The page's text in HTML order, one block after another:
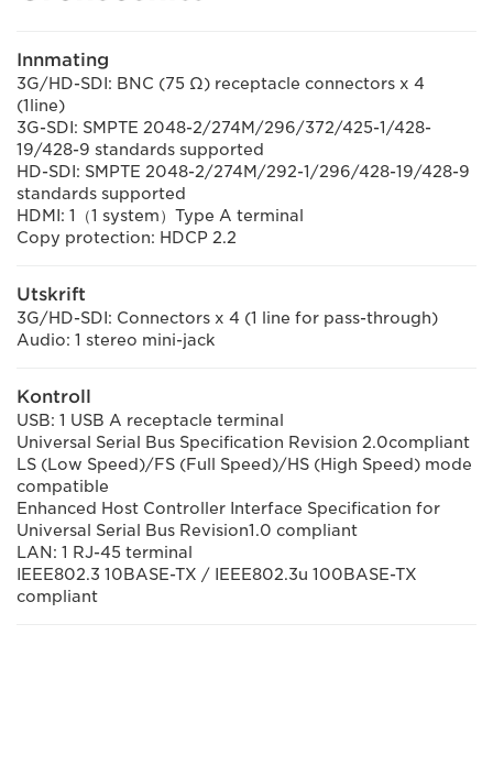
Innmating
3G/HD-SDI: BNC (75 Ω) receptacle connectors x 4
(1line)
3G-SDI: SMPTE 2048-2/274M/296/372/425-1/428-
19/428-9 standards supported
HD-SDI: SMPTE 2048-2/274M/292-1/296/428-19/428-9
standards supported
HDMI: 1（1 system）Type A terminal
Copy protection: HDCP 2.2
Utskrift
3G/HD-SDI: Connectors x 4 (1 line for pass-through)
Audio: 1 stereo mini-jack
Kontroll
USB: 1 USB A receptacle terminal
Universal Serial Bus Specification Revision 2.0compliant
LS (Low Speed)/FS (Full Speed)/HS (High Speed) mode
compatible
Enhanced Host Controller Interface Specification for
Universal Serial Bus Revision1.0 compliant
LAN: 1 RJ-45 terminal
IEEE802.3 10BASE-TX / IEEE802.3u 100BASE-TX
compliant